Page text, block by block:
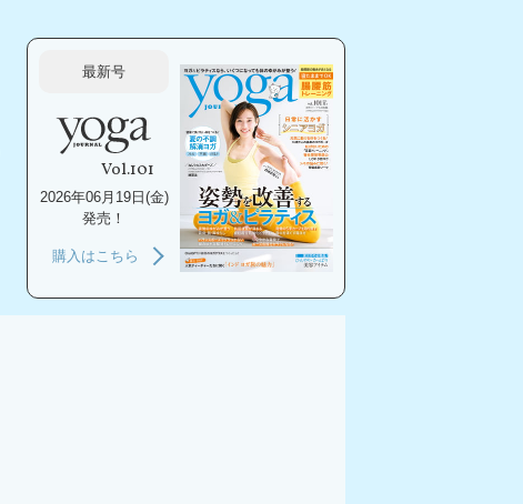
最新号
Vol.101
2026年06月19日(金)
発売！
購入はこちら